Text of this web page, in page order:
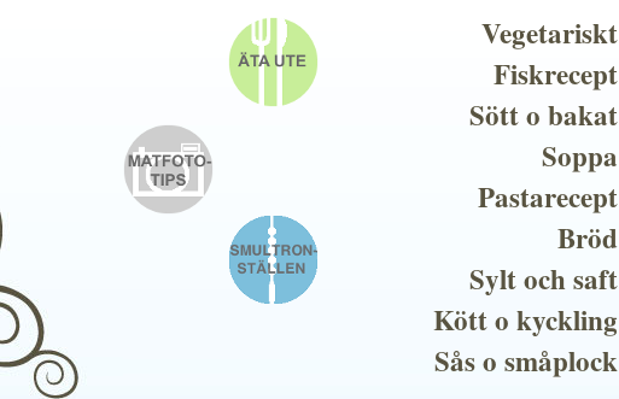
Vegetariskt
Fiskrecept
Sött o bakat
Soppa
Pastarecept
Bröd
Sylt och saft
Kött o kyckling
Sås o småplock